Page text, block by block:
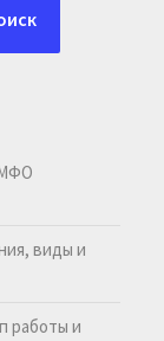
МФО
виды и
работы и